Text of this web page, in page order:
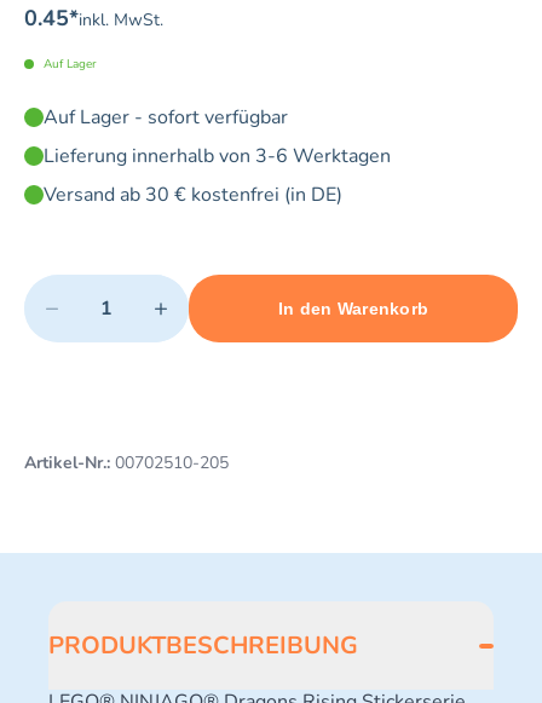
0.45*inkl. MwSt.
Auf Lager
Auf Lager - sofort verfügbar
Lieferung innerhalb von 3-6 Werktagen
Versand ab 30 € kostenfrei (in DE)
Quantity
− +
Minimum quantity: 1 Maximum quantity: 3
In den Warenkorb
Add 1 item to cart
Artikel-Nr.: 00702510-205
PRODUKTBESCHREIBUNG